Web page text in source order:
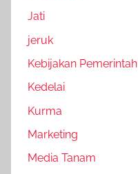
Jati
jeruk
Kebijakan Pemerintah
Kedelai
Kurma
Marketing
Media Tanam